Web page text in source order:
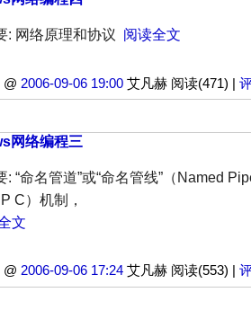
网络原理和协议 阅读全文
@ 2006-09-06 19:00艾凡赫 阅读(471) |
网络编程三
“命名管道”或“命名管线”（Named
C）机制，
文
@ 2006-09-06 17:24艾凡赫 阅读(553) |